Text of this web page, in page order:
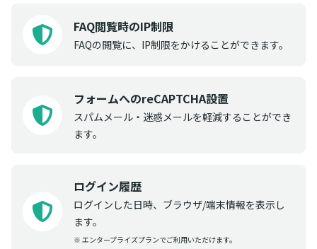
FAQ閲覧時のIP制限
FAQの閲覧に、IP制限をかけることができます。
フォームへのreCAPTCHA設置
スパムメール・迷惑メールを軽減することができ
ます。
ログイン履歴
ログインした日時、ブラウザ/端末情報を表示し
ます。
※ エンタープライズプランでご利用いただけます。